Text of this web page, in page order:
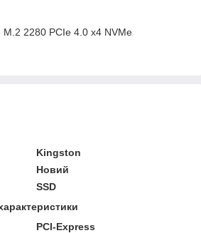
M.2 2280 PCIe 4.0 x4 NVMe
Kingston
Новий
SSD
PCI-Express